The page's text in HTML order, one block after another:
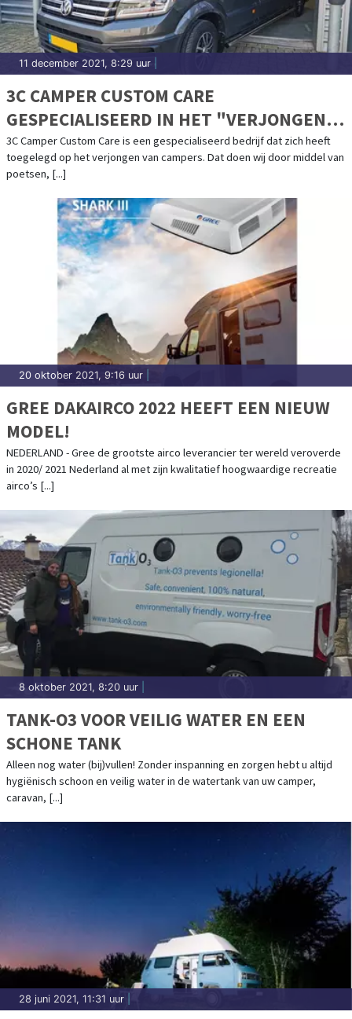
11 december 2021, 8:29 uur
3C CAMPER CUSTOM CARE
GESPECIALISEERD IN HET "VERJONGEN"
VAN CAMPERS
3C Camper Custom Care is een gespecialiseerd bedrijf dat zich heeft
toegelegd op het verjongen van campers. Dat doen wij door middel van
poetsen, [...]
20 oktober 2021, 9:16 uur
GREE DAKAIRCO 2022 HEEFT EEN NIEUW
MODEL!
NEDERLAND - Gree de grootste airco leverancier ter wereld veroverde
in 2020/ 2021 Nederland al met zijn kwalitatief hoogwaardige recreatie
airco’s [...]
8 oktober 2021, 8:20 uur
TANK-O3 VOOR VEILIG WATER EN EEN
SCHONE TANK
Alleen nog water (bij)vullen! Zonder inspanning en zorgen hebt u altijd
hygiënisch schoon en veilig water in de watertank van uw camper,
caravan, [...]
28 juni 2021, 11:31 uur